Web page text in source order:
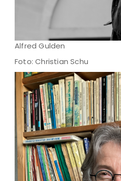
Alfred Gulden
Foto: Christian Schu